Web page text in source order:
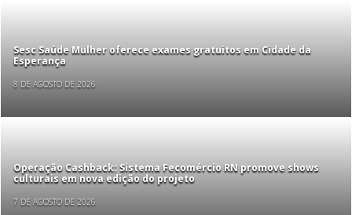
Sesc Saúde Mulher oferece exames gratuitos em Cidade da
Esperança
8 DE AGOSTO DE 2026
Operação Cashback: Sistema Fecomércio RN promove shows
culturais em nova edição do projeto
7 DE AGOSTO DE 2026